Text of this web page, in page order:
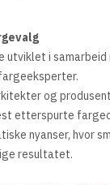
i samarbeid
og
etterspurte
nyanser, hvor
resultatet.